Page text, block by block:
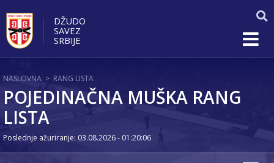
DŽUDO
SAVEZ
SRBIJE
NASLOVNA > RANG LISTA
POJEDINAČNA MUŠKA RANG
LISTA
Poslednje ažuriranje: 03.08.2026 - 01:20:06